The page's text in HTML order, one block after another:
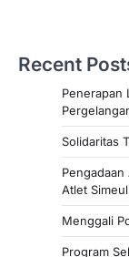
Recent
Penerapan
Solidaritas
Pengadaan
Atlet
Menggali
Program